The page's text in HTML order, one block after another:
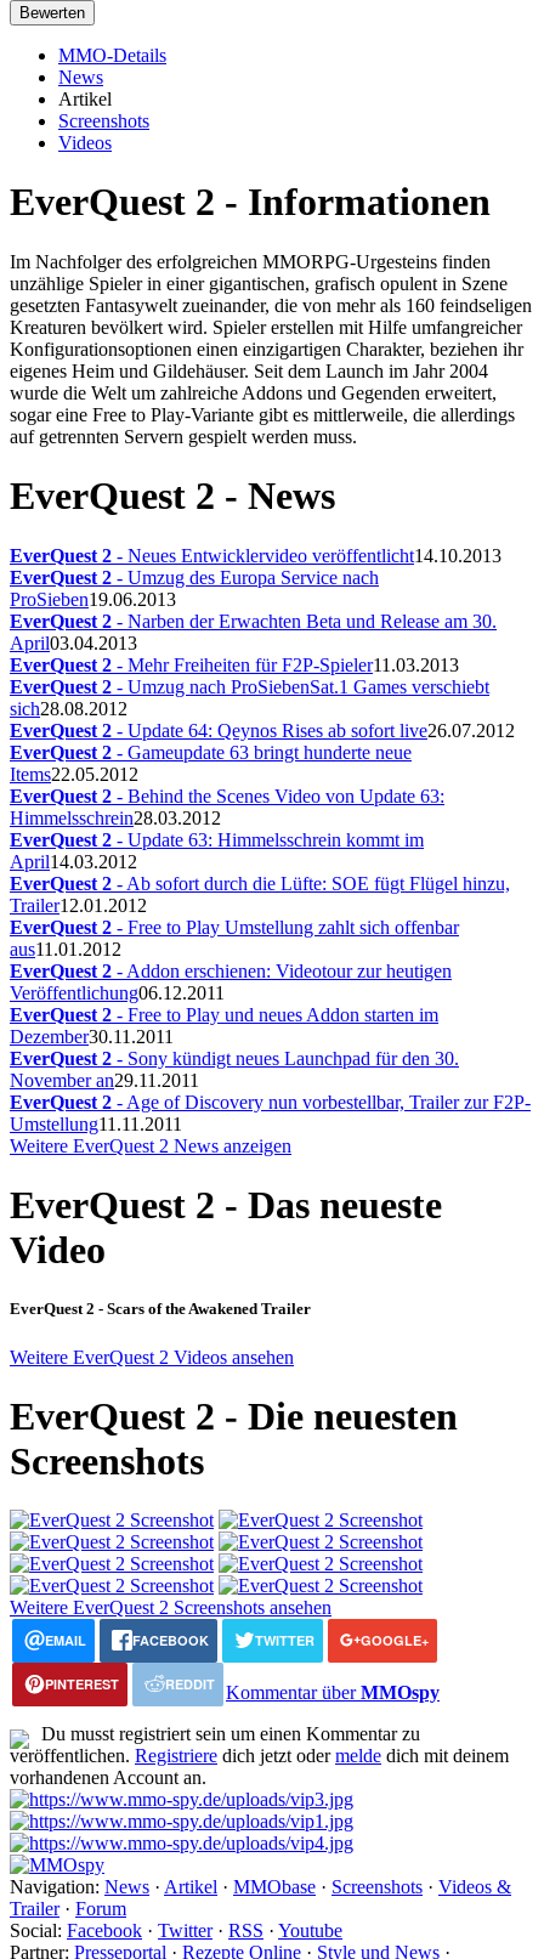
MMO-Details
News
Artikel
Screenshots
Videos
EverQuest 2 - Informationen
Im Nachfolger des erfolgreichen MMORPG-Urgesteins finden
unzählige Spieler in einer gigantischen, grafisch opulent in Szene
gesetzten Fantasywelt zueinander, die von mehr als 160 feindseligen
Kreaturen bevölkert wird. Spieler erstellen mit Hilfe umfangreicher
Konfigurationsoptionen einen einzigartigen Charakter, beziehen ihr
eigenes Heim und Gildehäuser. Seit dem Launch im Jahr 2004
wurde die Welt um zahlreiche Addons und Gegenden erweitert,
sogar eine Free to Play-Variante gibt es mittlerweile, die allerdings
auf getrennten Servern gespielt werden muss.
EverQuest 2 - News
EverQuest 2 - Neues Entwicklervideo veröffentlicht14.10.2013
EverQuest 2 - Umzug des Europa Service nach
ProSieben19.06.2013
EverQuest 2 - Narben der Erwachten Beta und Release am 30.
April03.04.2013
EverQuest 2 - Mehr Freiheiten für F2P-Spieler11.03.2013
EverQuest 2 - Umzug nach ProSiebenSat.1 Games verschiebt
sich28.08.2012
EverQuest 2 - Update 64: Qeynos Rises ab sofort live26.07.2012
EverQuest 2 - Gameupdate 63 bringt hunderte neue
Items22.05.2012
EverQuest 2 - Behind the Scenes Video von Update 63:
Himmelsschrein28.03.2012
EverQuest 2 - Update 63: Himmelsschrein kommt im
April14.03.2012
EverQuest 2 - Ab sofort durch die Lüfte: SOE fügt Flügel hinzu,
Trailer12.01.2012
EverQuest 2 - Free to Play Umstellung zahlt sich offenbar
aus11.01.2012
EverQuest 2 - Addon erschienen: Videotour zur heutigen
Veröffentlichung06.12.2011
EverQuest 2 - Free to Play und neues Addon starten im
Dezember30.11.2011
EverQuest 2 - Sony kündigt neues Launchpad für den 30.
November an29.11.2011
EverQuest 2 - Age of Discovery nun vorbestellbar, Trailer zur F2P-
Umstellung11.11.2011
Weitere EverQuest 2 News anzeigen
EverQuest 2 - Das neueste
Video
EverQuest 2 - Scars of the Awakened Trailer
Weitere EverQuest 2 Videos ansehen
EverQuest 2 - Die neuesten
Screenshots
Weitere EverQuest 2 Screenshots ansehen
EMAIL FACEBOOK TWITTER GOOGLE+
PINTEREST REDDIT Kommentar überMMOspy
Du musst registriert sein um einen Kommentar zu
veröffentlichen. Registriere dich jetzt odermelde dich mit deinem
vorhandenen Account an.
Navigation: News · Artikel · MMObase · Screenshots · Videos &
Trailer· Forum
Social: Facebook · Twitter· RSS · Youtube
Partner: Presseportal · Rezepte Online · Style und News ·